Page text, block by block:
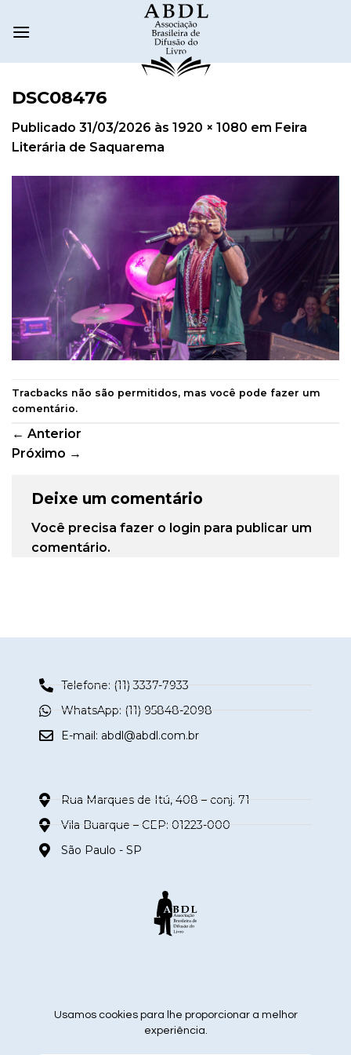
DSC08476
Publicado 31/03/2026 às 1920 × 1080 em Feira
Literária de Saquarema
Tracbacks não são permitidos, mas você pode fazer um
comentário.
← Anterior
Próximo →
Deixe um comentário
Você precisa fazer o login para publicar um
comentário.
Telefone: (11) 3337-7933
WhatsApp: (11) 95848-2098
E-mail: abdl@abdl.com.br
Rua Marques de Itú, 408 – conj. 71
Vila Buarque – CEP: 01223-000
São Paulo - SP
siga nas redes sociais
Usamos cookies para lhe proporcionar a melhor
experiência.